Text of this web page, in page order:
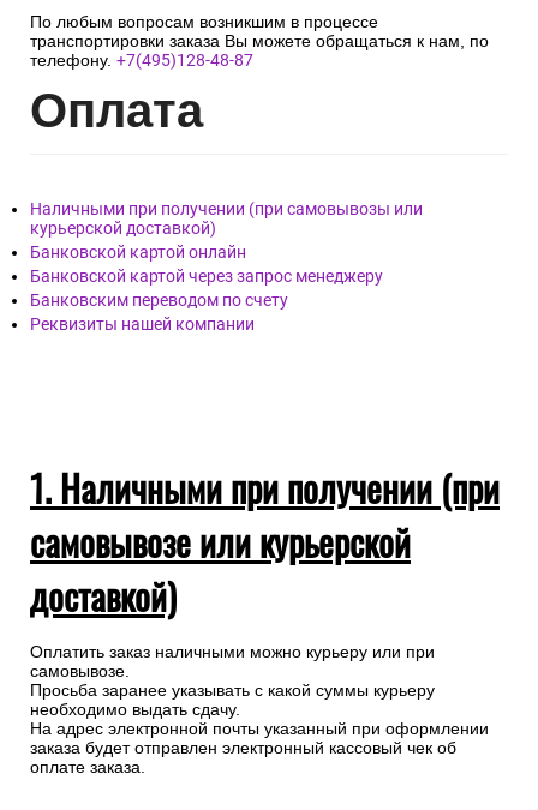
По любым вопросам возникшим в процессе
транспортировки заказа Вы можете обращаться к нам, по
телефону. +7(495)128-48-87
Оплата
Наличными при получении (при самовывозы или
курьерской доставкой)
Банковской картой онлайн
Банковской картой через запрос менеджеру
Банковским переводом по счету
Реквизиты нашей компании
1. Наличными при получении (при
самовывозе или курьерской
доставкой)
Оплатить заказ наличными можно курьеру или при
самовывозе.
Просьба заранее указывать с какой суммы курьеру
необходимо выдать сдачу.
На адрес электронной почты указанный при оформлении
заказа будет отправлен электронный кассовый чек об
оплате заказа.